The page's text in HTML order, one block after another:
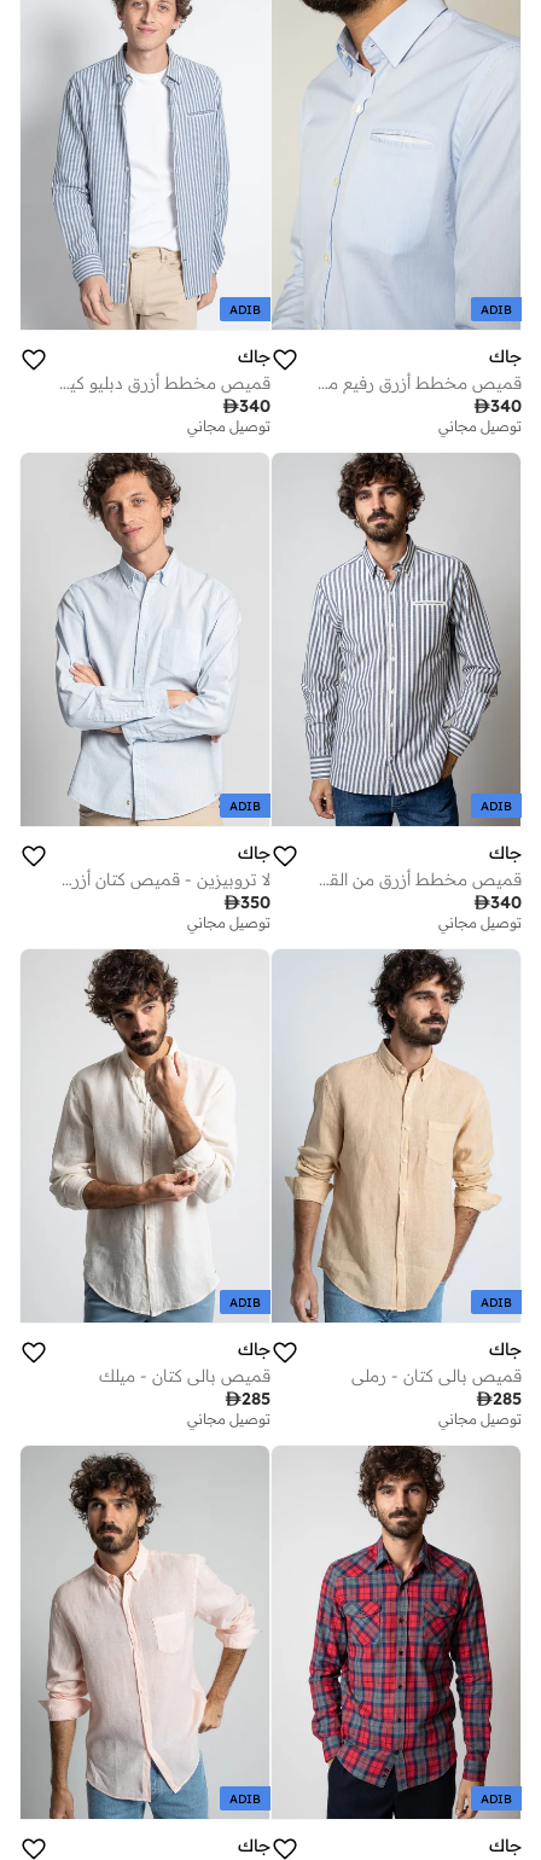
ADIB
جاك
قميص مخطط أزرق رفيع من القطن العضوي المعتمد
340
توصيل مجاني
ADIB
جاك
قميص مخطط أزرق دبليو كيلارني
340
توصيل مجاني
ADIB
جاك
قميص مخطط أزرق من القطن العضوي المعتمد
340
توصيل مجاني
ADIB
جاك
لا تروبيزين - قميص كتان أزرق فاتح
350
توصيل مجاني
ADIB
جاك
قميص بالي كتان - رملي
285
توصيل مجاني
ADIB
جاك
قميص بالي كتان - ميلك
285
توصيل مجاني
ADIB
جاك
ADIB
جاك